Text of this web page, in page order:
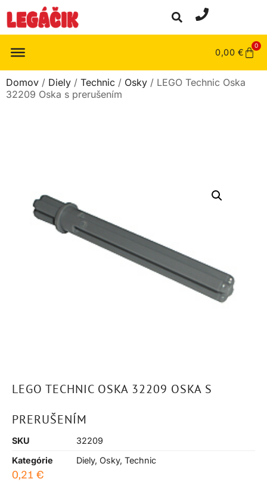
0,00 €
0
Domov / Diely / Technic / Osky / LEGO Technic Oska
32209 Oska s prerušením
LEGO TECHNIC OSKA 32209 OSKA S
PRERUŠENÍM
SKU
32209
Kategórie
Diely, Osky, Technic
0,21 €